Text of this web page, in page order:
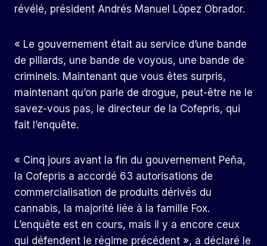
révélé, président Andrés Manuel López Obrador.
« Le gouvernement était au service d’une bande
de pillards, une bande de voyous, une bande de
criminels. Maintenant que vous êtes surpris,
maintenant qu’on parle de drogue, peut-être ne le
savez-vous pas, le directeur de la Cofepris, qui
fait l’enquête.
« Cinq jours avant la fin du gouvernement Peña,
la Cofepris a accordé 63 autorisations de
commercialisation de produits dérivés du
cannabis, la majorité liée à la famille Fox.
L’enquête est en cours, mais il y a encore ceux
qui défendent le régime précédent », a déclaré le